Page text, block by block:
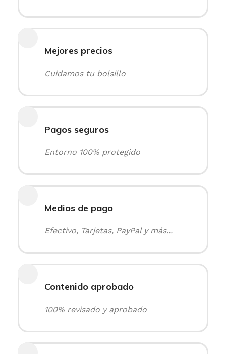
Mejores precios
Cuidamos tu bolsillo
Pagos seguros
Entorno 100% protegido
Medios de pago
Efectivo, Tarjetas, PayPal y más...
Contenido aprobado
100% revisado y aprobado